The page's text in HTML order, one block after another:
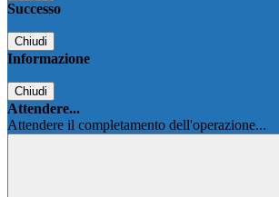
Successo
Chiudi
Informazione
Chiudi
Attendere...
Attendere il completamento dell'operazione...